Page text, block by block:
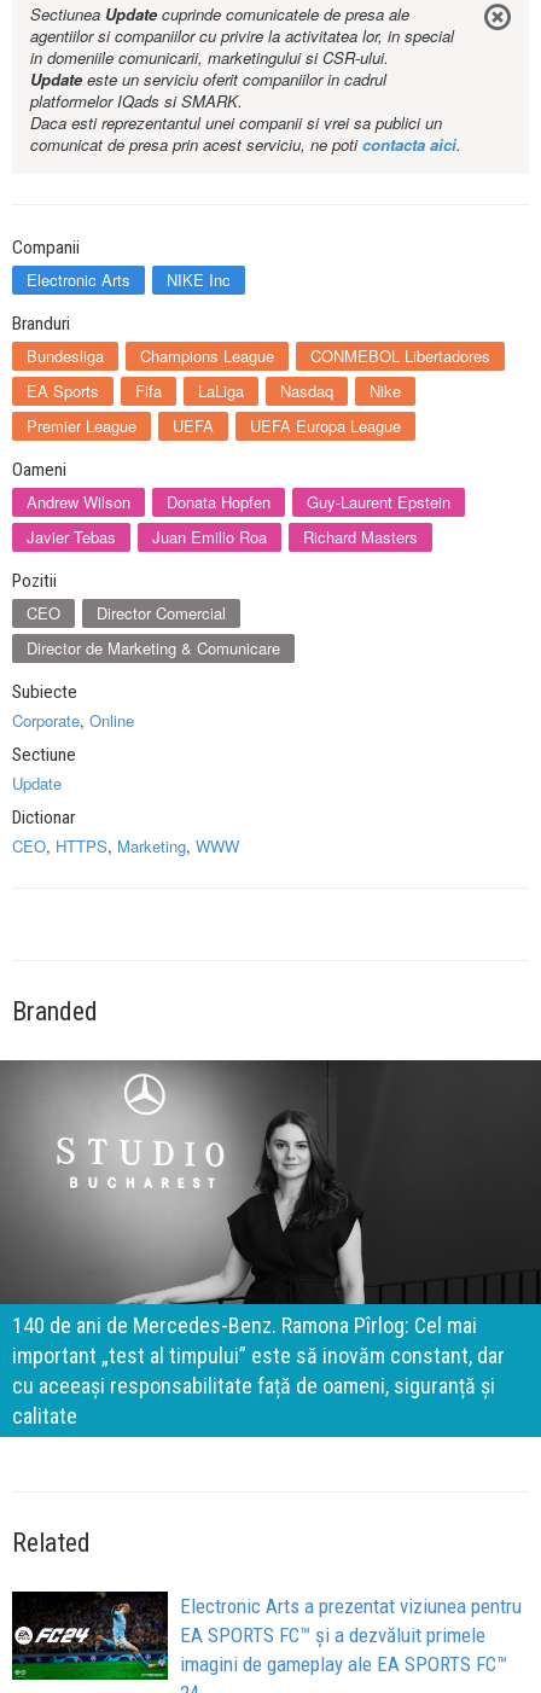
Sectiunea Updatecuprinde comunicatele de presa ale
agentiilor si companiilor cu privire la activitatea lor, in special
in domeniile comunicarii, marketingului si CSR-ului.
Updateeste un serviciu oferit companiilor in cadrul
platformelor IQads si SMARK.
Daca esti reprezentantul unei companii si vrei sa publici un
comunicat de presa prin acest serviciu, ne poticontacta aici.
Companii
Electronic Arts NIKE Inc
Branduri
Bundesliga Champions League
CONMEBOL Libertadores
EA Sports
Fifa LaLiga Nasdaq
Nike
Premier League
UEFA UEFA Europa League
Oameni
Andrew Wilson Donata Hopfen
Guy-Laurent Epstein
Javier Tebas
Juan Emilio Roa Richard Masters
Pozitii
CEO
Director Comercial
Director de Marketing & Comunicare
Subiecte
Corporate, Online
Sectiune
Update
Dictionar
CEO, HTTPS, Marketing, WWW
Branded
140 de ani de Mercedes-Benz. Ramona Pîrlog: Cel mai
important „test al timpului” este să inovăm constant, dar
cu aceeași responsabilitate față de oameni, siguranță și
calitate
Related
Electronic Arts a prezentat viziunea pentru
EA SPORTS FC™ și a dezvăluit primele
imagini de gameplay ale EA SPORTS FC™